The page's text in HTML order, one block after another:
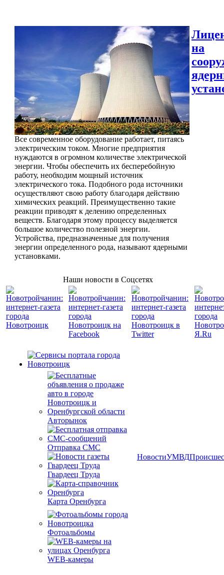
Все современное оборудование работает, питаясь
электрическим током. Многие предприятия
нуждаются в огромном количестве электрической
энергии. Чтобы обеспечить их бесперебойную
работу, необходим мощный источник
электрического тока. Подобного рода источники
осуществляют свою работу благодаря действию
химических реакций. Преимущественно такие
реакции приводят к делению определенных
веществ. Благодаря этому процессу выделяется
большое количество полезной энергии.
Устройства, предназначенные для получения
энергии определенного рода, называют ядерными
установками.
на
Наши новости в Соцсетях
Авторынок
Отправка СМС
Гвардеец Труда
Карта Оренбурга
Фотоальбомы
WEB-камеры
НовостиУМВД